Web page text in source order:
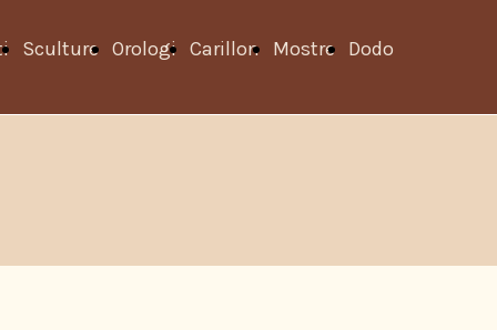
Sculture Orologi Carillon Mostre Dodo